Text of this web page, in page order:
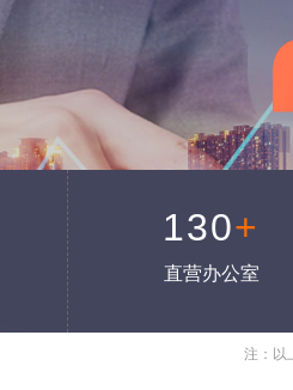
130+
直营办公室
注：以